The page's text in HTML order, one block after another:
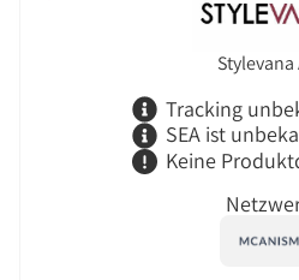
Stylevana
Tracking
SEA ist
Keine